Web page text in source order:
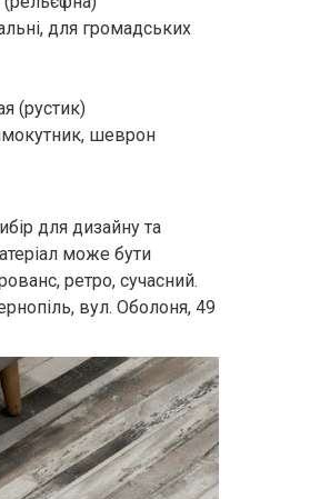
для громадських
(рустик)
шеврон
для дизайну та
може бути
ретро, сучасний.
вул. Оболоня, 49